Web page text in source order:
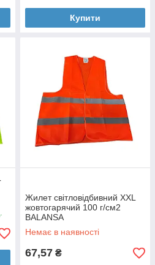
Купити
Жилет світловідбивний XXL
жовтогарячий 100 г/см2
BALANSA
Немає в наявності
67,57 ₴